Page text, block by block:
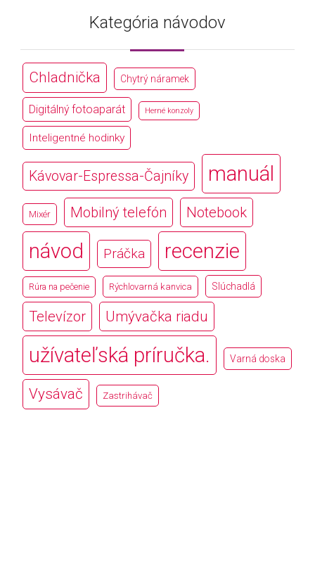
Kategória návodov
Chladnička Chytrý náramek
Digitálný fotoaparát Herné konzoly
Inteligentné hodinky
Kávovar-Espressa-Čajníky manuál
Mixér Mobilný telefón Notebook
návod Práčka recenzie
Rúra na pečenie Rýchlovarná kanvica Slúchadlá
Televízor Umývačka riadu
užívateľská príručka. Varná doska
Vysávač Zastrihávač